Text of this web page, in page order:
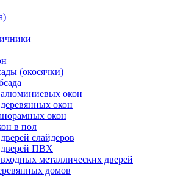
(окосячки)
алюминиевых окон
окон
окон
в пол
слайдеров
дверей ПВХ
металлических дверей
домов